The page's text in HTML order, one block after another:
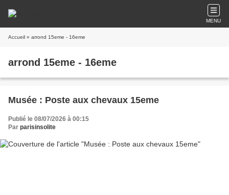
MENU
Accueil » arrond 15eme - 16eme
arrond 15eme - 16eme
Musée : Poste aux chevaux 15eme
Publié le 08/07/2026 à 00:15
Par parisinsolite